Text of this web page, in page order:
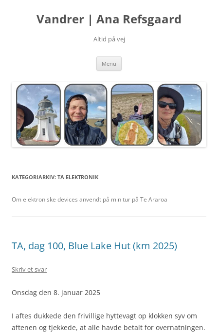
Vandrer | Ana Refsgaard
Altid på vej
Menu
KATEGORIARKIV: TA ELEKTRONIK
Om elektroniske devices anvendt på min tur på Te Araroa
TA, dag 100, Blue Lake Hut (km 2025)
Skriv et svar
Onsdag den 8. januar 2025
I aftes dukkede den frivillige hyttevagt op klokken syv om
aftenen og tjekkede, at alle havde betalt for overnatningen.